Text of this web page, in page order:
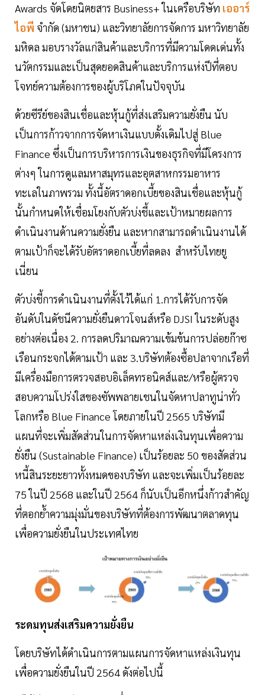
Awards จัดโดยนิตยสาร Business+ ในเครือบริษัท เออาร์
ไอพี จำกัด (มหาชน) และวิทยาลัยการจัดการ มหาวิทยาลัย
มหิดล มอบรางวัลแก่สินค้าและบริการที่มีความโดดเด่นทั้ง
นวัตกรรมและเป็นสุดยอดสินค้าและบริการแห่งปีที่ตอบ
โจทย์ความต้องการของผู้บริโภคในปัจจุบัน
ด้วยซีรีย์ของสินเชื่อและหุ้นกู้ที่ส่งเสริมความยั่งยืน นับ
เป็นการก้าวจากการจัดหาเงินแบบดั้งเดิมไปสู่ Blue
Finance ซึ่งเป็นการบริหารการเงินของธุรกิจที่มีโครงการ
ต่างๆ ในการดูแลมหาสมุทรและอุตสาหกรรมอาหาร
ทะเลในภาพรวม ทั้งนี้อัตราดอกเบี้ยของสินเชื่อและหุ้นกู้
นั้นกำหนดให้เชื่อมโยงกับตัวบ่งชี้และเป้าหมายผลการ
ดำเนินงานด้านความยั่งยืน และหากสามารถดำเนินงานได้
ตามเป้าก็จะได้รับอัตราดอกเบี้ยที่ลดลง สำหรับไทยยู
เนี่ยน
ตัวบ่งชี้การดำเนินงานที่ตั้งไว้ได้แก่ 1.การได้รับการจัด
อันดับในดัชนีความยั่งยืนดาวโจนส์หรือ DJSI ในระดับสูง
อย่างต่อเนื่อง 2. การลดปริมาณความเข้มข้นการปล่อยก๊าซ
เรือนกระจกได้ตามเป้า และ 3.บริษัทต้องซื้อปลาจากเรือที่
มีเครื่องมือการตรวจสอบอิเล็คทรอนิคส์และ/หรือผู้ตรวจ
สอบความโปร่งใสของซัพพลายเชนในจัดหาปลาทูน่าทั่ว
โลกหรือ Blue Finance โดยภายในปี 2565 บริษัทมี
แผนที่จะเพิ่มสัดส่วนในการจัดหาแหล่งเงินทุนเพื่อความ
ยั่งยืน (Sustainable Finance) เป็นร้อยละ 50 ของสัดส่วน
หนี้สินระยะยาวทั้งหมดของบริษัท และจะเพิ่มเป็นร้อยละ
75 ในปี 2568 และในปี 2564 ก็นับเป็นอีกหนึ่งก้าวสำคัญ
ที่ตอกย้ำความมุ่งมั่นของบริษัทที่ต้องการพัฒนาตลาดทุน
เพื่อความยั่งยืนในประเทศไทย
ระดมทุนส่งเสริมความยั่งยืน
โดยบริษัทได้ดำเนินการตามแผนการจัดหาแหล่งเงินทุน
เพื่อความยั่งยืนในปี 2564 ดังต่อไปนี้